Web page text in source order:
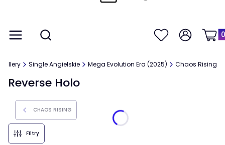
Menu Otwórz wyszukiwarkę
Szukaj UlubioneZaloguj się
Single Angielskie Mega Evolution Era (2025) Chaos Rising
Reverse Holo
CHAOS RISING
Filtry